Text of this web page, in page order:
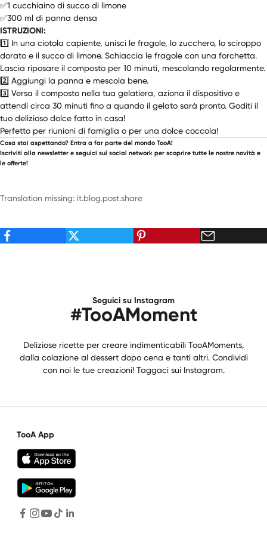
✅1 cucchiaino di succo di limone
✅300 ml di panna densa
ISTRUZIONI:
1️⃣ In una ciotola capiente, unisci le fragole, lo zucchero, lo sciroppo
dorato e il succo di limone. Schiaccia le fragole con una forchetta.
Lascia riposare il composto per 10 minuti, mescolando regolarmente.
2️⃣ Aggiungi la panna e mescola bene.
3️⃣ Versa il composto nella tua gelatiera, aziona il dispositivo e
attendi circa 30 minuti fino a quando il gelato sarà pronto. Goditi il
tuo delizioso dolce fatto in casa!
Perfetto per riunioni di famiglia o per una dolce coccola!
Cosa stai aspettando? Entra a far parte del mondo TooA!
Iscriviti alla newsletter e seguici sui social network per scoprire tutte le nostre novità e
le offerte!
Translation missing: it.blog.post.share
Seguici su Instagram
#TooAMoment
Deliziose ricette per creare indimenticabili TooAMoments,
dalla colazione al dessert dopo cena e tanti altri. Condividi
con noi le tue creazioni! Taggaci sui Instagram.
TooA App